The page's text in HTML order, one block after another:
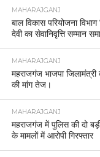
MAHARAJGANJ
बाल विकास परियोजना
देवी का सेवानिवृत्ति सम्मान
MAHARAJGANJ
महराजगंज भाजपा
की मांग तेज।
MAHARAJGANJ
महराजगंज में पुलिस की दो
के मामलों में आरोपी गिरफ्तार